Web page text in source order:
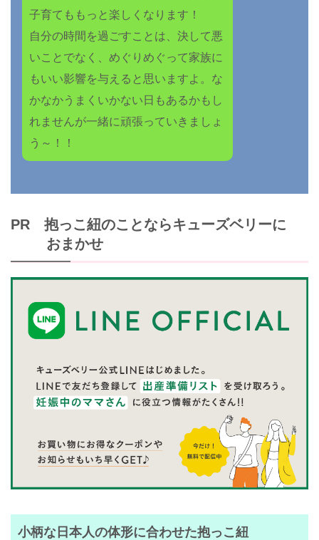
子育てももっと楽しくなります！
自分の時間を過ごすことは、決して悪
いことでなく、めぐりめぐって家族に
もいい影響を与えると思いますよ。な
かなかうまくいかない日もあるかもし
れませんが一緒に頑張っていきましょ
う～！！
PR 抱っこ紐のことならキューズベリーに
おまかせ
小柄な日本人の体形に合わせた抱っこ紐